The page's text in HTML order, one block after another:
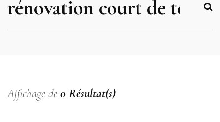
Affichage de 0 Résultat(s)